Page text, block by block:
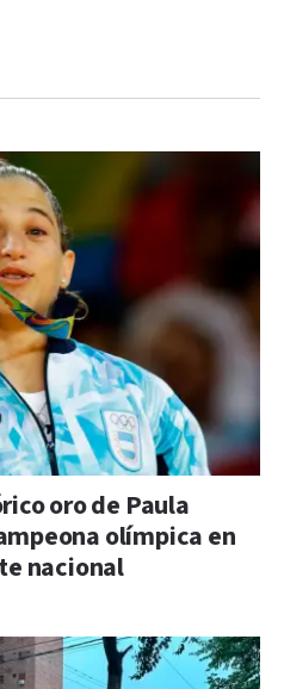
oro de Paula
olímpica en
nacional